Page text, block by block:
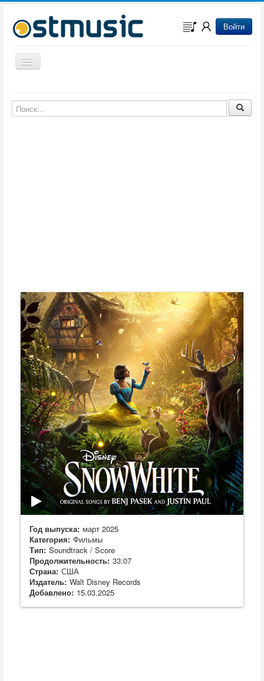
Войти
Включить/выключить навигацию
Музыка из мультфильмов
Музыка из сериалов
Год выпуска: март 2025
Категория: Фильмы
Тип: Soundtrack / Score
Продолжительность: 33:07
Страна: США
Издатель: Walt Disney Records
Добавлено: 15.03.2025